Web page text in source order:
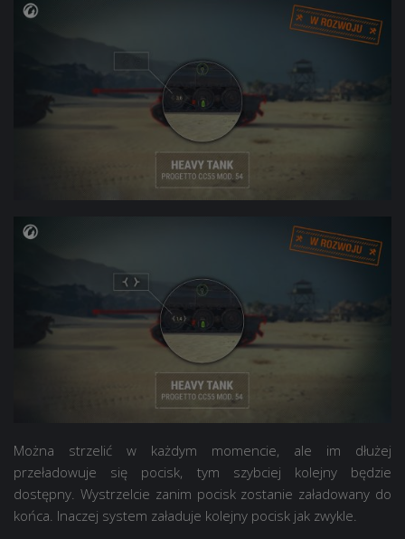
Można strzelić w każdym momencie, ale im dłużej
przeładowuje się pocisk, tym szybciej kolejny będzie
dostępny. Wystrzelcie zanim pocisk zostanie załadowany do
końca. Inaczej system załaduje kolejny pocisk jak zwykle.